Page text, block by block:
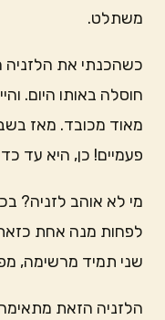
משתלט.
כשהכנתי את
מאוד מכובד. מאז
פעמיים! כן, היא עד
מי לא אוהב לזניה?
לפחות מנה אחת
שני תמיד מרשימה,
הלזניה הזאת מתאימה